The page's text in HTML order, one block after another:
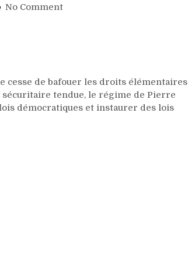
No Commenton
détresse
victime
d’un
de bafouer les droits élémentaires
tendue, le régime de Pierre
démocratiques et instaurer des lois